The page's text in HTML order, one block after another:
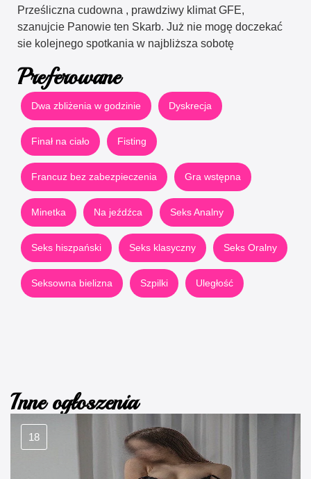
Prześliczna cudowna , prawdziwy klimat GFE,
szanujcie Panowie ten Skarb. Już nie mogę doczekać
sie kolejnego spotkania w najbliższa sobotę
Preferowane
Dwa zbliżenia w godzinie Dyskrecja
Finał na ciało Fisting
Francuz bez zabezpieczenia Gra wstępna
Minetka Na jeźdźca Seks Analny
Seks hiszpański Seks klasyczny Seks Oralny
Seksowna bielizna Szpilki Uległość
Inne ogłoszenia
18